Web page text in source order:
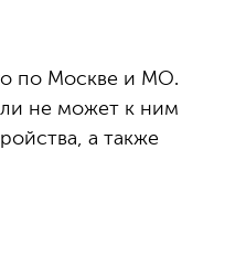
по Москве и МО.
не может к ним
а также